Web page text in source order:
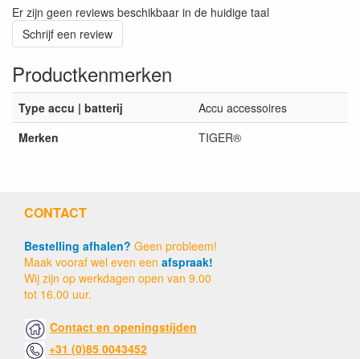
Er zijn geen reviews beschikbaar in de huidige taal
Schrijf een review
Productkenmerken
Type accu | batterij
Accu accessoires
Merken
TIGER®
CONTACT
Bestelling afhalen? Geen probleem!
Maak vooraf wel even een afspraak!
Wij zijn op werkdagen open van 9.00
tot 16.00 uur.
Contact en openingstijden
+31 (0)85 0043452